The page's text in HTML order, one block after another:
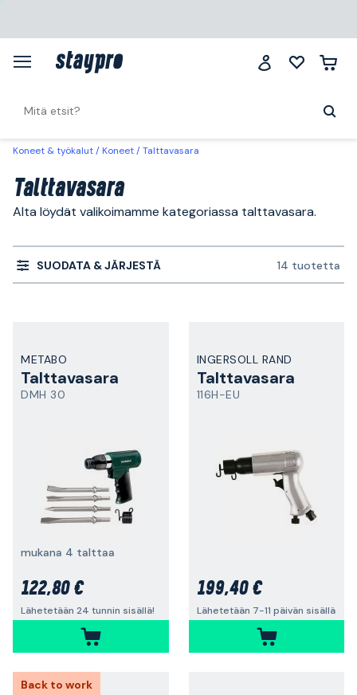
Koneet & työkalut Koneet Talttavasara
Talttavasara
Alta löydät valikoimamme kategoriassa talttavasara.
SUODATA & JÄRJESTÄ 14 tuotetta
METABO
Talttavasara
DMH 30
mukana 4 talttaa
122,80 €
Lähetetään 24 tunnin sisällä!
INGERSOLL RAND
Talttavasara
116H-EU
199,40 €
Lähetetään 7-11 päivän sisällä
Back to work